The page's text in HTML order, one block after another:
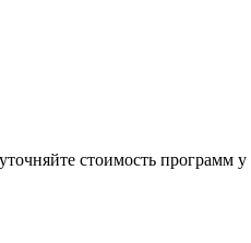
стоимость программ у